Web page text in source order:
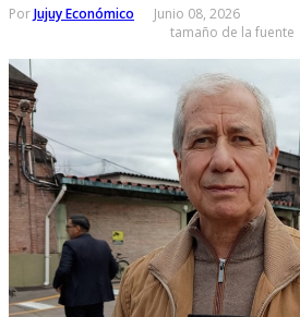
PorJujuy Económico
Junio 08, 2026
tamaño de la fuente